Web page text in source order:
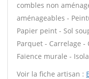
combles non
aménageables -
Papier peint - Sol
Parquet - Carrelage
Faïence murale -
Voir la fiche artisan :